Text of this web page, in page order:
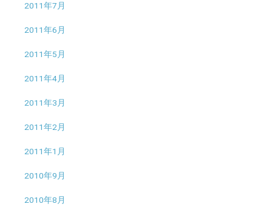
2011年7月
2011年6月
2011年5月
2011年4月
2011年3月
2011年2月
2011年1月
2010年9月
2010年8月